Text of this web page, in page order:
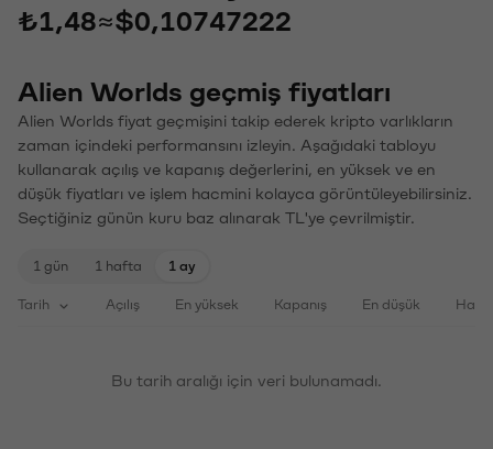
₺1,48≈$0,10747222
Alien Worlds geçmiş fiyatları
Alien Worlds fiyat geçmişini takip ederek kripto varlıkların
zaman içindeki performansını izleyin. Aşağıdaki tabloyu
kullanarak açılış ve kapanış değerlerini, en yüksek ve en
düşük fiyatları ve işlem hacmini kolayca görüntüleyebilirsiniz.
Seçtiğiniz günün kuru baz alınarak TL'ye çevrilmiştir.
1 gün 1 hafta 1 ay
Tarih Açılış En yüksek Kapanış En düşük
Bu tarih aralığı için veri bulunamadı.